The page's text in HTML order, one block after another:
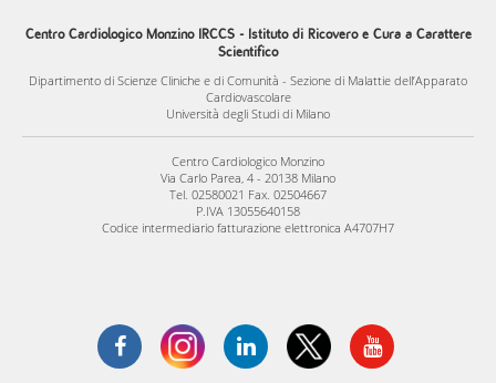
Centro Cardiologico Monzino IRCCS - Istituto di Ricovero e Cura a Carattere
Scientifico
Dipartimento di Scienze Cliniche e di Comunità - Sezione di Malattie dell’Apparato
Cardiovascolare
Università degli Studi di Milano
Centro Cardiologico Monzino
Via Carlo Parea, 4 - 20138 Milano
Tel. 02580021 Fax. 02504667
P.IVA 13055640158
Codice intermediario fatturazione elettronica A4707H7